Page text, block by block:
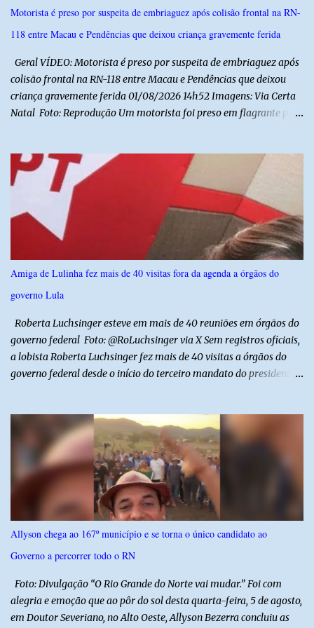
Municipal de Educação poderá expedir normas complementares
necessárias ao cumprimento da lei.
Motorista é preso por suspeita de embriaguez após colisão frontal na RN-
118 entre Macau e Pendências que deixou criança gravemente ferida
Geral VÍDEO: Motorista é preso por suspeita de embriaguez após
colisão frontal na RN-118 entre Macau e Pendências que deixou
criança gravemente ferida 01/08/2026 14h52 Imagens: Via Certa
Natal Foto: Reprodução Um motorista foi preso em flagrante por
na RN-118, entre Macau e Pendências. Segundo a Polícia Militar,
dois carros que seguiam em sentidos opostos bateram de frente.
Um dos condutores apresentava sinais de embriaguez, foi levado
ao Hospital Regional Tarcísio Maia, em Mossoró, e autuado em
flagrante. O exame pericial para confirmar a presença de álcool no
organismo está em andamento. No outro veículo estavam
motorista e uma mulher sofreram ferimentos leves. A criança, que
estava no carro com o grupo, ficou gravemente ferida, precisou ser
Amiga de Lulinha fez mais de 40 visitas fora da agenda a órgãos do
governo Lula
Roberta Luchsinger esteve em mais de 40 reuniões em órgãos do
governo federal Foto: @RoLuchsinger via X Sem registros oficiais,
a lobista Roberta Luchsinger fez mais de 40 visitas a órgãos do
governo federal desde o início do terceiro mandato do presidente
públicos que participam dos encontros. Em duas oportunidades, a
lobista esteve no Palácio do Planalto e no gabinete do ministro do
Desenvolvimento Social, Wellington Dias, acompanhada do então
sócio de Lulinha. Os encontros não foram registrados nas agendas
oficiais. Fábio Luís é alvo de inquérito aberto nesta quinta-feira,
30, a pedido da PF, que apura se ele utilizou a influência do pai
pública. Segundo a Polícia Federal, a atuação dele contou com a
ajuda de Luchsinger e se concentrou no Ministério da Saúde e no
Allyson chega ao 167º município e se torna o único candidato ao
Governo a percorrer todo o RN
Foto: Divulgação “O Rio Grande do Norte vai mudar.” Foi com
alegria e emoção que ao pôr do sol desta quarta-feira, 5 de agosto,
em Doutor Severiano, no Alto Oeste, Allyson Bezerra concluiu as